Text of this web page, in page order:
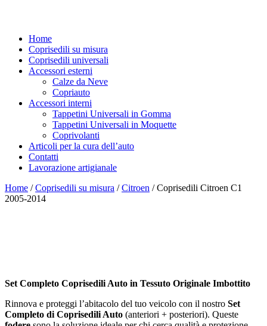
Home
Coprisedili su misura
Coprisedili universali
Accessori esterni
Calze da Neve
Copriauto
Accessori interni
Tappetini Universali in Gomma
Tappetini Universali in Moquette
Coprivolanti
Articoli per la cura dell’auto
Contatti
Lavorazione artigianale
Home /Coprisedili su misura /Citroen / Coprisedili Citroen C1
2005-2014
Set Completo Coprisedili Auto in Tessuto Originale Imbottito
Rinnova e proteggi l’abitacolo del tuo veicolo con il nostro Set
Completo di Coprisedili Auto (anteriori + posteriori). Queste